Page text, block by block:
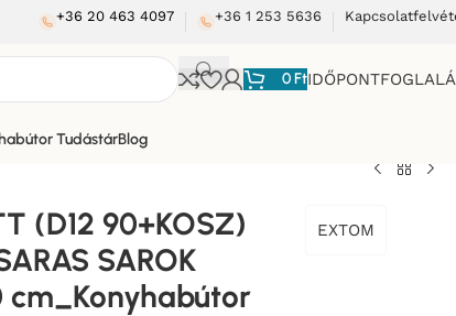
+36 20 463 4097 +36 1 253 5636
0Ft
TudástárBlog
(D12 90+KOSZ)
SAROK
cm_Konyhabútor
EXTOM